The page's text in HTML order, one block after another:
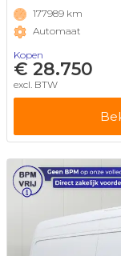
177989 km
Automaat
Kopen
€ 28.750
excl. BTW